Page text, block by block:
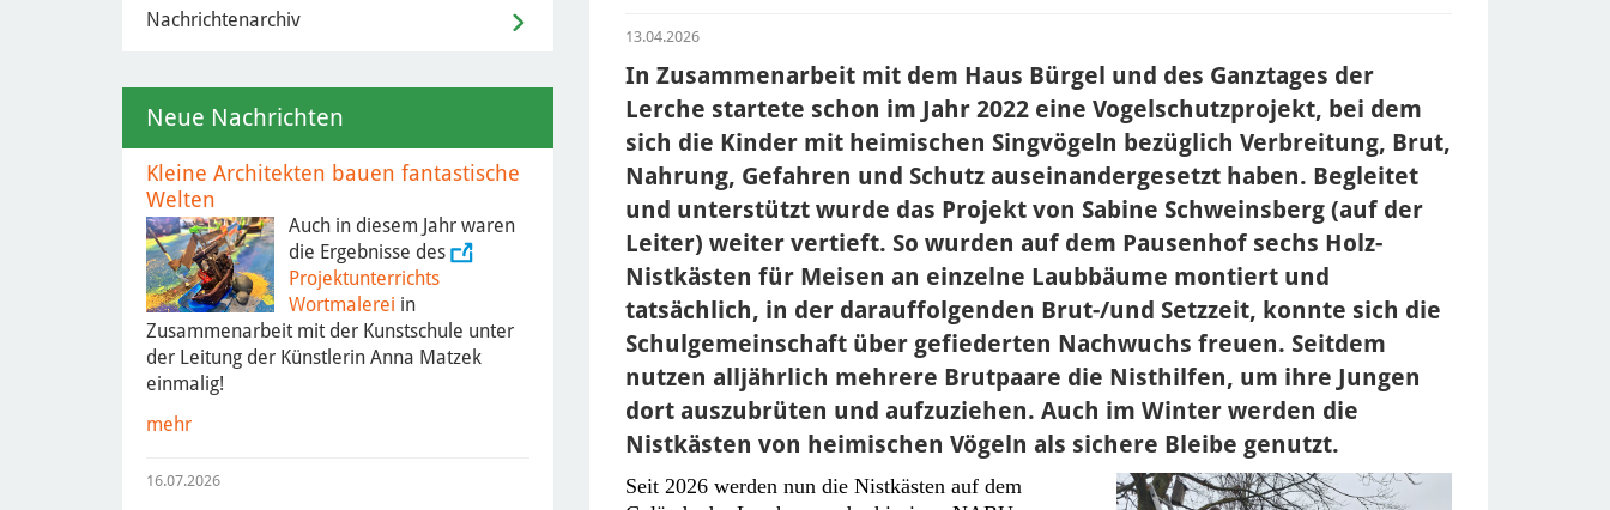
13.04.2026
In Zusammenarbeit mit dem Haus Bürgel und des Ganztages der
Lerche startete schon im Jahr 2022 eine Vogelschutzprojekt, bei dem
sich die Kinder mit heimischen Singvögeln bezüglich Verbreitung, Brut,
Nahrung, Gefahren und Schutz auseinandergesetzt haben. Begleitet
und unterstützt wurde das Projekt von Sabine Schweinsberg (auf der
Leiter) weiter vertieft. So wurden auf dem Pausenhof sechs Holz-
Nistkästen für Meisen an einzelne Laubbäume montiert und
tatsächlich, in der darauffolgenden Brut-/und Setzzeit, konnte sich die
Schulgemeinschaft über gefiederten Nachwuchs freuen. Seitdem
nutzen alljährlich mehrere Brutpaare die Nisthilfen, um ihre Jungen
dort auszubrüten und aufzuziehen. Auch im Winter werden die
Nistkästen von heimischen Vögeln als sichere Bleibe genutzt.
Seit 2026 werden nun die Nistkästen auf dem
Nachrichtenarchiv
Neue Nachrichten
Kleine Architekten bauen fantastische
Welten
Auch in diesem Jahr waren
die Ergebnisse des
Projektunterrichts
Wortmalerei in
Zusammenarbeit mit der Kunstschule unter
der Leitung der Künstlerin Anna Matzek
einmalig!
mehr
16.07.2026